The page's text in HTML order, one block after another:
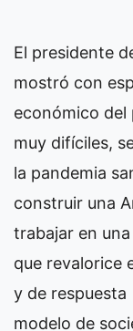
El presidente
mostró con
económico del
muy difíciles,
la pandemia
construir una
trabajar en
que revalorice
y de respuesta
modelo de